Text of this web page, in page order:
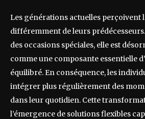
Les générations actuelles perçoivent
différemment de leurs
des occasions spéciales, elle est
comme une composante essentielle
équilibré. En conséquence, les
intégrer plus régulièrement des
dans leur quotidien. Cette
l’émergence de solutions flexibles